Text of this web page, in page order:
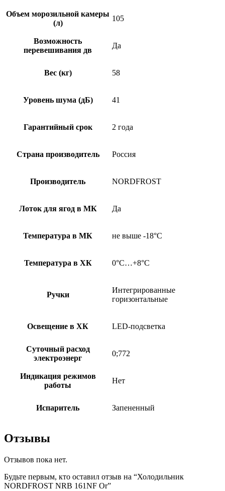
Объем морозильной камеры
(л)
105
Возможность
перевешивания дв
Да
Вес (кг) 58
Уровень шума (дБ) 41
Гарантийный срок 2 года
Страна производитель Россия
Производитель NORDFROST
Лоток для ягод в МК Да
Температура в МК не выше -18°С
Температура в ХК 0°С…+8°С
Ручки
Интегрированные
горизонтальные
Освещение в ХК LED-подсветка
Суточный расход
электроэнерг
0;772
Индикация режимов
работы
Нет
Испаритель Запененный
Отзывы
Отзывов пока нет.
Будьте первым, кто оставил отзыв на “Холодильник
NORDFROST NRB 161NF Or”